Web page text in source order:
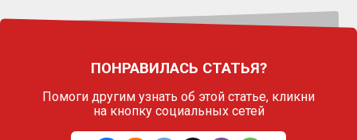
ПОНРАВИЛАСЬ СТАТЬЯ?
Помоги другим узнать об этой статье, кликни
на кнопку социальных сетей